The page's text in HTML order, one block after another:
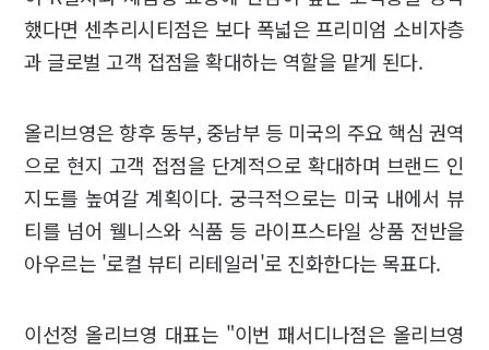
했다면 센추리시티점은 보다 폭넓은 프리미엄 소비자층
과 글로벌 고객 접점을 확대하는 역할을 맡게 된다.
올리브영은 향후 동부, 중남부 등 미국의 주요 핵심 권역
으로 현지 고객 접점을 단계적으로 확대하며 브랜드 인
지도를 높여갈 계획이다. 궁극적으로는 미국 내에서 뷰
티를 넘어 웰니스와 식품 등 라이프스타일 상품 전반을
아우르는 '로컬 뷰티 리테일러'로 진화한다는 목표다.
이선정 올리브영 대표는 "이번 패서디나점은 올리브영